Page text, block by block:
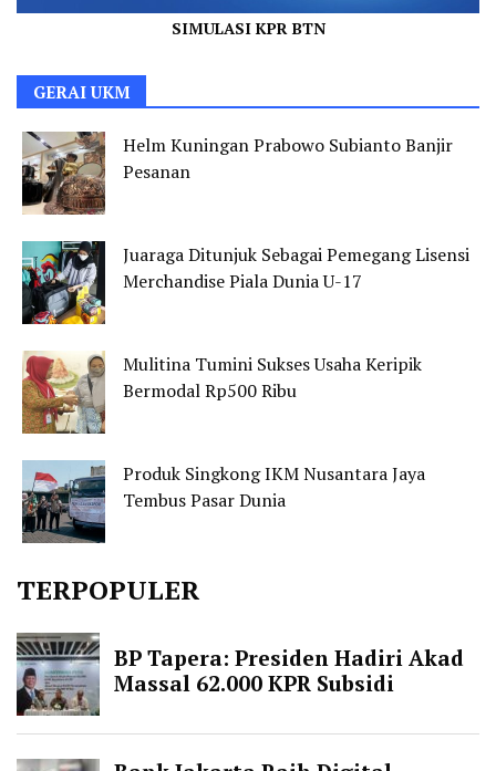
SIMULASI KPR BTN
GERAI UKM
Helm Kuningan Prabowo Subianto Banjir
Pesanan
Juaraga Ditunjuk Sebagai Pemegang Lisensi
Merchandise Piala Dunia U-17
Mulitina Tumini Sukses Usaha Keripik
Bermodal Rp500 Ribu
Produk Singkong IKM Nusantara Jaya
Tembus Pasar Dunia
TERPOPULER